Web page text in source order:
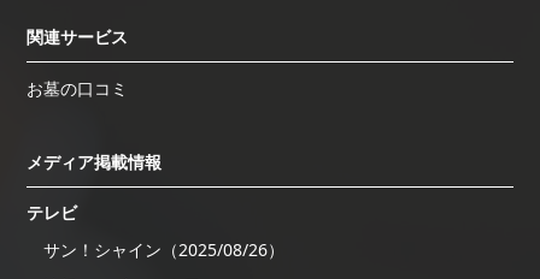
関連サービス
お墓の口コミ
メディア掲載情報
テレビ
サン！シャイン（2025/08/26）